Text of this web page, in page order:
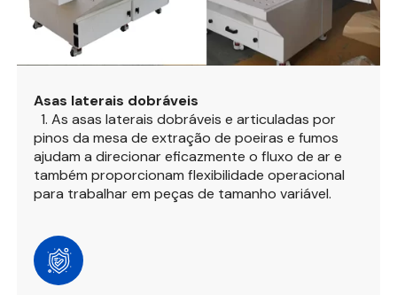
Asas laterais dobráveis
1. As asas laterais dobráveis e articuladas por
pinos da mesa de extração de poeiras e fumos
ajudam a direcionar eficazmente o fluxo de ar e
também proporcionam flexibilidade operacional
para trabalhar em peças de tamanho variável.